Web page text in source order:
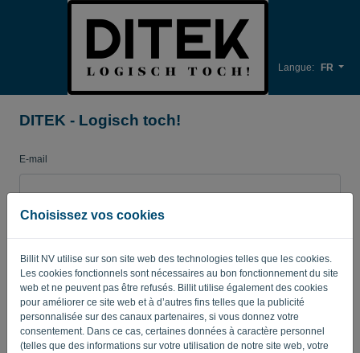
Choisissez vos cookies
Billit NV utilise sur son site web des technologies telles que les cookies.
Les cookies fonctionnels sont nécessaires au bon fonctionnement du site
web et ne peuvent pas être refusés. Billit utilise également des cookies
pour améliorer ce site web et à d’autres fins telles que la publicité
personnalisée sur des canaux partenaires, si vous donnez votre
consentement. Dans ce cas, certaines données à caractère personnel
(telles que des informations sur votre utilisation de notre site web, votre
Langue: FR
DITEK - Logisch toch!
E-mail
Mot de passe
Enregistrer mes identifiants Mot de passe oublié?
CONNEXION